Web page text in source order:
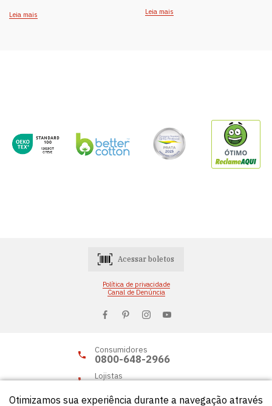
Leia mais Leia mais
Acessar boletos
Política de privacidade
Canal de Denúncia
Consumidores
0800-648-2966
Lojistas
Otimizamos sua experiência durante a navegação através